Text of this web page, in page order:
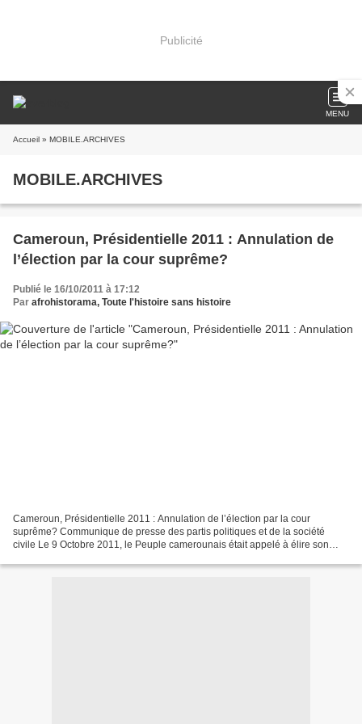
Publicité
MENU
Accueil » MOBILE.ARCHIVES
MOBILE.ARCHIVES
Cameroun, Présidentielle 2011 : Annulation de
l’élection par la cour suprême?
Publié le 16/10/2011 à 17:12
Par afrohistorama, Toute l'histoire sans histoire
Cameroun, Présidentielle 2011 : Annulation de l’élection par la cour
suprême? Communique de presse des partis politiques et de la société
civile Le 9 Octobre 2011, le Peuple camerounais était appelé à élire son